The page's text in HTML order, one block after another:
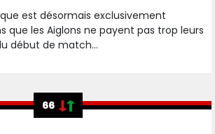
est désormais exclusivement
que les Aiglons ne payent pas trop leurs
début de match...
66